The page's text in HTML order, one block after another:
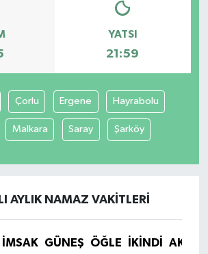
YATSI
21:59
Çorlu Ergene Hayrabolu
Malkara Saray Şarköy
AYLIK NAMAZ VAKITLERI
İMSAK GÜNEŞ ÖĞLE İKINDI